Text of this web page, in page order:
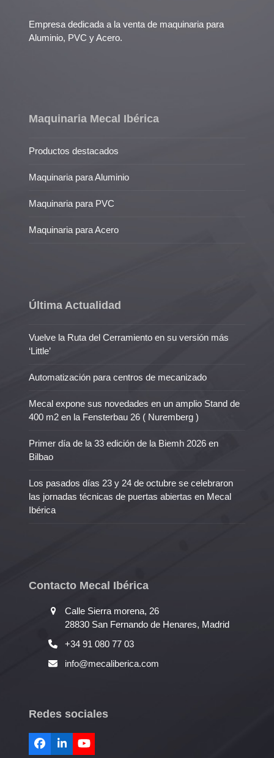
Empresa dedicada a la venta de maquinaria para
Aluminio, PVC y Acero.
Maquinaria Mecal Ibérica
Productos destacados
Maquinaria para Aluminio
Maquinaria para PVC
Maquinaria para Acero
Última Actualidad
Vuelve la Ruta del Cerramiento en su versión más
‘Little’
Automatización para centros de mecanizado
Mecal expone sus novedades en un amplio Stand de
400 m2 en la Fensterbau 26 ( Nuremberg )
Primer día de la 33 edición de la Biemh 2026 en
Bilbao
Los pasados días 23 y 24 de octubre se celebraron
las jornadas técnicas de puertas abiertas en Mecal
Ibérica
Contacto Mecal Ibérica
Calle Sierra morena, 26
28830 San Fernando de Henares, Madrid
+34 91 080 77 03
info@mecaliberica.com
Redes sociales
Facebook
LinkedInYouTube